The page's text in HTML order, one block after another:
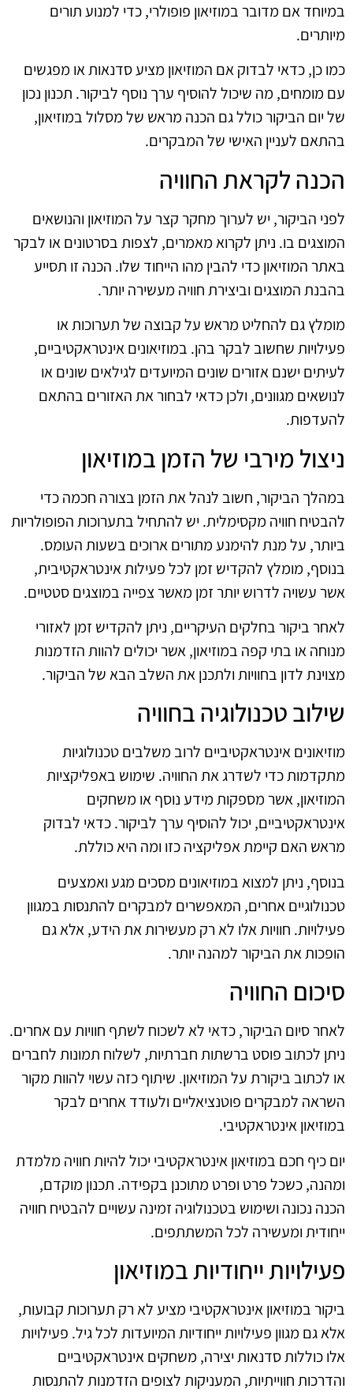
במיוחד אם מדובר במוזיאון פופולרי, כדי למנוע תורים
מיותרים.
כמו כן, כדאי לבדוק אם המוזיאון מציע סדנאות או מפגשים
עם מומחים, מה שיכול להוסיף ערך נוסף לביקור. תכנון נכון
של יום הביקור כולל גם הכנה מראש של מסלול במוזיאון,
בהתאם לעניין האישי של המבקרים.
הכנה לקראת החוויה
לפני הביקור, יש לערוך מחקר קצר על המוזיאון והנושאים
המוצגים בו. ניתן לקרוא מאמרים, לצפות בסרטונים או לבקר
באתר המוזיאון כדי להבין מהו הייחוד שלו. הכנה זו תסייע
בהבנת המוצגים וביצירת חוויה מעשירה יותר.
מומלץ גם להחליט מראש על קבוצה של תערוכות או
פעילויות שחשוב לבקר בהן. במוזיאונים אינטראקטיביים,
לעיתים ישנם אזורים שונים המיועדים לגילאים שונים או
לנושאים מגוונים, ולכן כדאי לבחור את האזורים בהתאם
להעדפות.
ניצול מירבי של הזמן במוזיאון
במהלך הביקור, חשוב לנהל את הזמן בצורה חכמה כדי
להבטיח חוויה מקסימלית. יש להתחיל בתערוכות הפופולריות
ביותר, על מנת להימנע מתורים ארוכים בשעות העומס.
בנוסף, מומלץ להקדיש זמן לכל פעילות אינטראקטיבית,
אשר עשויה לדרוש יותר זמן מאשר צפייה במוצגים סטטיים.
לאחר ביקור בחלקים העיקריים, ניתן להקדיש זמן לאזורי
מנוחה או בתי קפה במוזיאון, אשר יכולים להוות הזדמנות
מצוינת לדון בחוויות ולתכנן את השלב הבא של הביקור.
שילוב טכנולוגיה בחוויה
מוזיאונים אינטראקטיביים לרוב משלבים טכנולוגיות
מתקדמות כדי לשדרג את החוויה. שימוש באפליקציות
המוזיאון, אשר מספקות מידע נוסף או משחקים
אינטראקטיביים, יכול להוסיף ערך לביקור. כדאי לבדוק
מראש האם קיימת אפליקציה כזו ומה היא כוללת.
בנוסף, ניתן למצוא במוזיאונים מסכים מגע ואמצעים
טכנולוגיים אחרים, המאפשרים למבקרים להתנסות במגוון
פעילויות. חוויות אלו לא רק מעשירות את הידע, אלא גם
הופכות את הביקור למהנה יותר.
סיכום החוויה
לאחר סיום הביקור, כדאי לא לשכוח לשתף חוויות עם אחרים.
ניתן לכתוב פוסט ברשתות חברתיות, לשלוח תמונות לחברים
או לכתוב ביקורת על המוזיאון. שיתוף כזה עשוי להוות מקור
השראה למבקרים פוטנציאליים ולעודד אחרים לבקר
במוזיאון אינטראקטיבי.
יום כיף חכם במוזיאון אינטראקטיבי יכול להיות חוויה מלמדת
ומהנה, כשכל פרט ופרט מתוכנן בקפידה. תכנון מוקדם,
הכנה נכונה ושימוש בטכנולוגיה זמינה עשויים להבטיח חוויה
ייחודית ומעשירה לכל המשתתפים.
פעילויות ייחודיות במוזיאון
ביקור במוזיאון אינטראקטיבי מציע לא רק תערוכות קבועות,
אלא גם מגוון פעילויות ייחודיות המיועדות לכל גיל. פעילויות
אלו כוללות סדנאות יצירה, משחקים אינטראקטיביים
והדרכות חווייתיות, המעניקות לצופים הזדמנות להתנסות